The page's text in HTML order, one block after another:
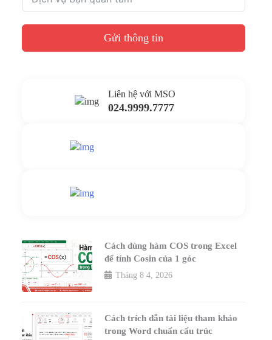
Gửi thông tin
Liên hệ với MSO
024.9999.7777
Cách dùng hàm COS trong Excel
để tính Cosin của 1 góc
Tháng 8 4, 2026
Cách trích dẫn tài liệu tham khảo
trong Word chuẩn cấu trúc